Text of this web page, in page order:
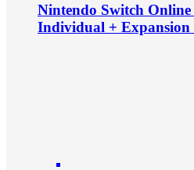
Nintendo Switch
Individual + Expansion